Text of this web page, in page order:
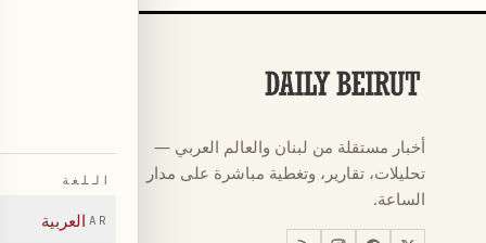
أخبار مستقلة من لبنان والعالم العربي —
تحليلات، تقارير، وتغطية مباشرة على مدار
الساعة.
كأس العالم
←أخبار
←اخبار لبنان
اللغة
AR العربية